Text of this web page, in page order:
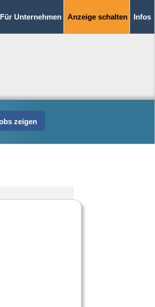
Für Unternehmen Anzeige schalten Infos